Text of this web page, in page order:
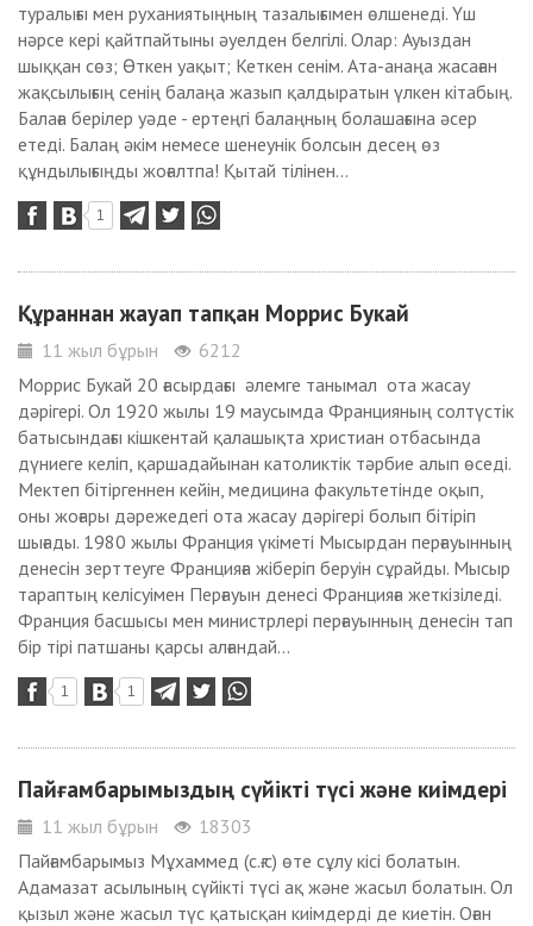
туралығы мен руханиятыңның тазалығымен өлшенеді. Үш
нәрсе кері қайтпайтыны әуелден белгілі. Олар: Ауыздан
шыққан сөз; Өткен уақыт; Кеткен сенім. Ата-анаңа жасаған
жақсылығың сенің балаңа жазып қалдыратын үлкен кітабың.
Балаға берілер уәде - ертеңгі балаңның болашағына әсер
етеді. Балаң әкім немесе шенеунік болсын десең өз
құндылығыңды жоғалтпа! Қытай тілінен...
1
Құраннан жауап тапқан Моррис Букай
11 жыл бұрын
6212
Моррис Букай 20 ғасырдағы әлемге танымал ота жасау
дәрігері. Ол 1920 жылы 19 маусымда Францияның солтүстік
батысындағы кішкентай қалашықта христиан отбасында
дүниеге келіп, қаршадайынан католиктік тәрбие алып өседі.
Мектеп бітіргеннен кейін, медицина факультетінде оқып,
оны жоғары дәрежедегі ота жасау дәрігері болып бітіріп
шығады. 1980 жылы Франция үкіметі Мысырдан перғауынның
денесін зерттеуге Францияға жіберіп беруін сұрайды. Мысыр
тараптың келісуімен Перғауын денесі Францияға жеткізіледі.
Франция басшысы мен министрлері перғауынның денесін тап
бір тірі патшаны қарсы алғандай...
1 1
Пайғамбарымыздың сүйікті түсі және киімдері
11 жыл бұрын
18303
Пайғамбарымыз Мұхаммед (с.ғ.с) өте сұлу кісі болатын.
Адамазат асылының сүйікті түсі ақ және жасыл болатын. Ол
қызыл және жасыл түс қатысқан киімдерді де киетін. Оған